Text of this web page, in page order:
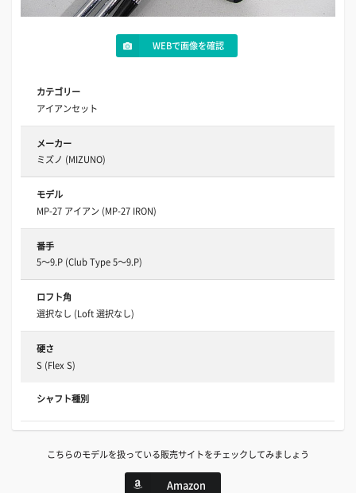
WEBで画像を確認
カテゴリー
アイアンセット
メーカー
ミズノ (MIZUNO)
モデル
MP-27 アイアン (MP-27 IRON)
番手
5～9.P (Club Type 5～9.P)
ロフト角
選択なし (Loft 選択なし)
硬さ
S (Flex S)
シャフト種別
こちらのモデルを扱っている販売サイトをチェックしてみましょう
Amazon